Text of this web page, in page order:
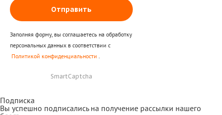
Отправить
Заполняя форму, вы соглашаетесь на обработку
персональных данных в соответствии с
Политикой конфиденциальности .
SmartCaptcha
Подписка
Вы успешно подписались на получение рассылки нашего